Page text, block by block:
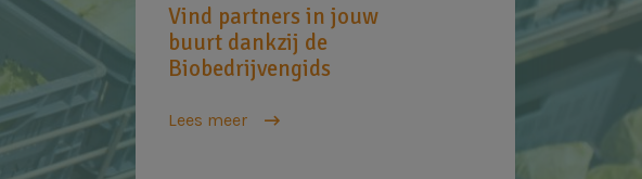
Vind partners in jouw
buurt dankzij de
Biobedrijvengids
Lees meer